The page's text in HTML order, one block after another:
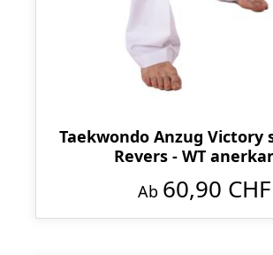
Taekwondo Anzug Victory
Revers - WT
Ab 60,90 CHF